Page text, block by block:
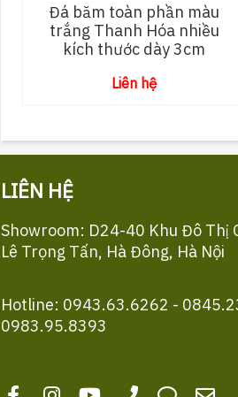
Đá băm toàn phần màu
trắng Thanh Hóa nhiều
kích thước dày 3cm
Liên hệ
LIÊN HỆ
Showroom: D24-40 Khu Đô Thị
Lê Trọng Tấn, Hà Đông, Hà Nội
Hotline: 0943.63.6262 -
0983.95.8393